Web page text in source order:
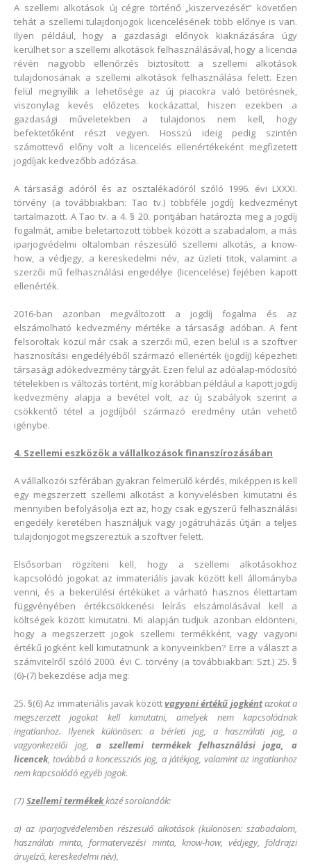
A szellemi alkotások új cégre történő „kiszervezését” követően
tehát a szellemi tulajdonjogok licencelésének több előnye is van.
Ilyen például, hogy a gazdasági előnyök kiaknázására úgy
kerülhet sor a szellemi alkotások felhasználásával, hogy a licencia
révén nagyobb ellenőrzés biztosított a szellemi alkotások
tulajdonosának a szellemi alkotások felhasználása felett. Ezen
felül megnyílik a lehetősége az új piacokra való betörésnek,
viszonylag kevés előzetes kockázattal, hiszen ezekben a
gazdasági műveletekben a tulajdonos nem kell, hogy
befektetőként részt vegyen. Hosszú ideig pedig szintén
számottevő előny volt a licencelés ellenértékeként megfizetett
jogdíjak kedvezőbb adózása.
A társasági adóról és az osztalékadóról szóló 1996. évi LXXXI.
törvény (a továbbiakban: Tao tv.) többféle jogdíj kedvezményt
tartalmazott. A Tao tv. a 4. § 20. pontjában határozta meg a jogdíj
fogalmát, amibe beletartozott többek között a szabadalom, a más
iparjogvédelmi oltalomban részesülő szellemi alkotás, a know-
how, a védjegy, a kereskedelmi név, az üzleti titok, valamint a
szerzői mű felhasználási engedélye (licencelése) fejében kapott
ellenérték.
2016-ban azonban megváltozott a jogdíj fogalma és az
elszámolható kedvezmény mértéke a társasági adóban. A fent
felsoroltak közül már csak a szerzői mű, ezen belül is a szoftver
hasznosítási engedélyéből származó ellenérték (jogdíj) képezheti
társasági adókedvezmény tárgyát. Ezen felül az adóalap-módosító
tételekben is változás történt, míg korábban például a kapott jogdíj
kedvezmény alapja a bevétel volt, az új szabályok szerint a
csökkentő tétel a jogdíjból származó eredmény után vehető
igénybe.
4. Szellemi eszközök a vállalkozások finanszírozásában
A vállalkozói szférában gyakran felmerülő kérdés, miképpen is kell
egy megszerzett szellemi alkotást a könyvelésben kimutatni és
mennyiben befolyásolja ezt az, hogy csak egyszerű felhasználási
engedély keretében használjuk vagy jogátruházás útján a teljes
tulajdonjogot megszereztük a szoftver felett.
Elsősorban rögzíteni kell, hogy a szellemi alkotásokhoz
kapcsolódó jogokat az immateriális javak között kell állományba
venni, és a bekerülési értéküket a várható hasznos élettartam
függvényében értékcsökkenési leírás elszámolásával kell a
költségek között kimutatni. Mi alapján tudjuk azonban eldönteni,
hogy a megszerzett jogok szellemi termékként, vagy vagyoni
értékű jogként kell kimutatnunk a könyveinkben? Erre a választ a
számvitelről szóló 2000. évi C. törvény (a továbbiakban: Szt.) 25. §
(6)-(7) bekezdése adja meg:
25. §(6) Az immateriális javak közöttvagyoni értékű jogkéntazokat a
megszerzett jogokat kell kimutatni, amelyek nem kapcsolódnak
ingatlanhoz. Ilyenek különösen: a bérleti jog, a használati jog, a
vagyonkezelői jog,a szellemi termékek felhasználási joga, a
licencek, továbbá a koncessziós jog, a játékjog, valamint az ingatlanhoz
nem kapcsolódó egyéb jogok.
(7) Szellemi termékekközé sorolandók:
a) az iparjogvédelemben részesülő alkotások (különösen: szabadalom,
használati minta, formatervezési minta, know-how, védjegy, földrajzi
árujelző, kereskedelmi név),